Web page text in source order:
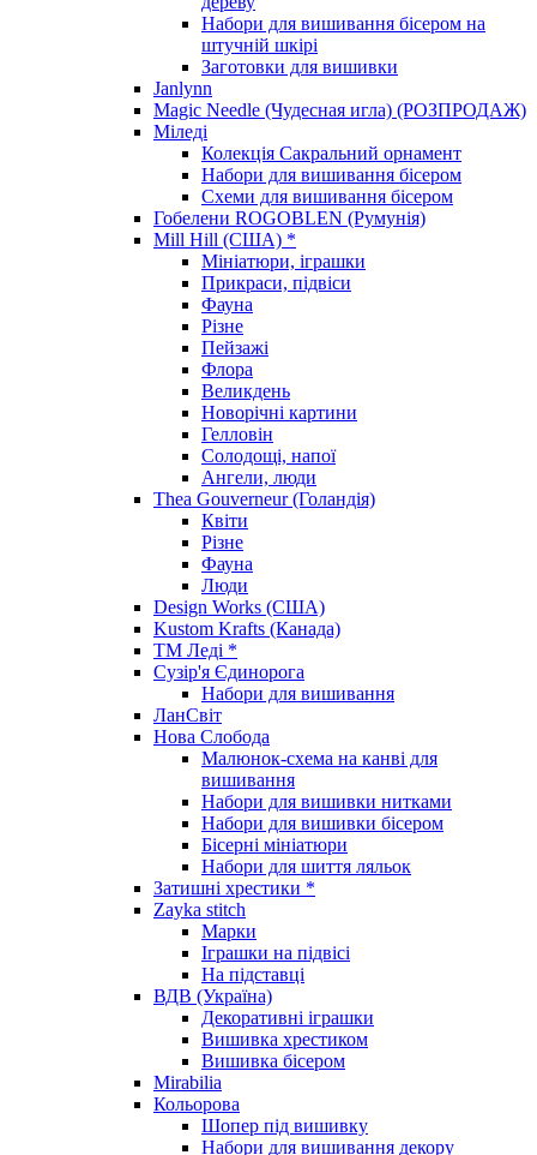
Набори для вишивання бісером на
штучній шкірі
Заготовки для вишивки
Janlynn
Magic Needle (Чудесная игла) (РОЗПРОДАЖ)
Міледі
Колекція Сакральний орнамент
Набори для вишивання бісером
Схеми для вишивання бісером
Гобелени ROGOBLEN (Румунія)
Mill Hill (США) *
Мініатюри, іграшки
Прикраси, підвіси
Фауна
Різне
Пейзажі
Флора
Великдень
Новорічні картини
Гелловін
Солодощі, напої
Ангели, люди
Thea Gouverneur (Голандія)
Квіти
Різне
Фауна
Люди
Design Works (США)
Kustom Krafts (Канада)
ТМ Леді *
Сузір'я Єдинорога
Набори для вишивання
ЛанСвіт
Нова Слобода
Малюнок-схема на канві для
вишивання
Набори для вишивки нитками
Набори для вишивки бісером
Бісерні мініатюри
Набори для шиття ляльок
Затишні хрестики *
Zayka stitch
Марки
Іграшки на підвісі
На підставці
ВДВ (Україна)
Декоративні іграшки
Вишивка хрестиком
Вишивка бісером
Mirabilia
Кольорова
Шопер під вишивку
Набори для вишивання декору